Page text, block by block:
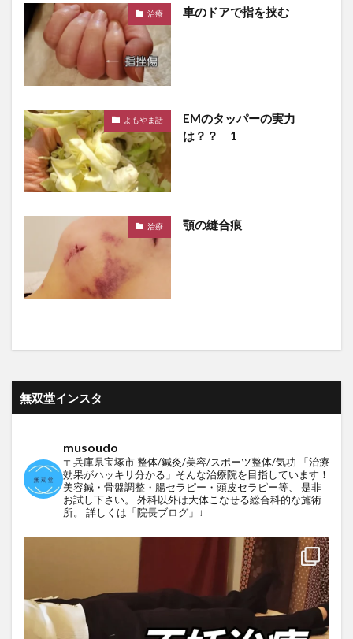
治療 車のドアで指を挟む
よもやま話
EMのタッパーの実力
は？？ 1
治療 顎の縫合痕
無双堂インスタ
musoudo
〒兵庫県宝塚市整体/鍼灸/美容/スポーツ整体/気功 「治療
効果がハッキリ分かる」そんな治療院を目指しています！
美容鍼・骨盤調整・腸セラピー・頭皮セラピー等、
是非
お試し下さい。
外科以外は大体こなせる総合科的な施術
所。
詳しくは「院長ブログ」↓